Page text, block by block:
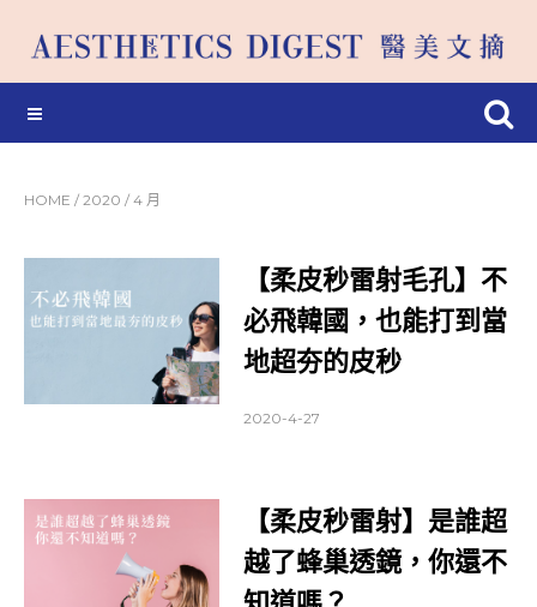
HOME / 2020 / 4 月
【柔皮秒雷射毛孔】不
必飛韓國，也能打到當
地超夯的皮秒
2020-4-27
【柔皮秒雷射】是誰超
越了蜂巢透鏡，你還不